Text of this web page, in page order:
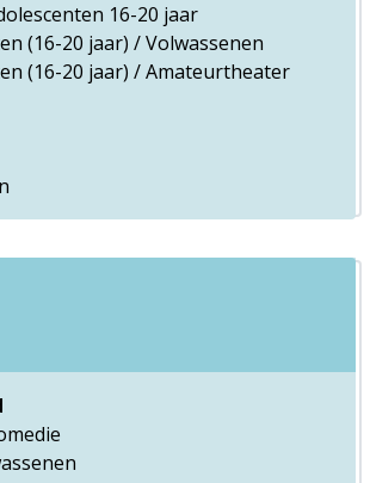
16-20 jaar
(16-20 jaar) / Volwassenen
(16-20 jaar) / Amateurtheater